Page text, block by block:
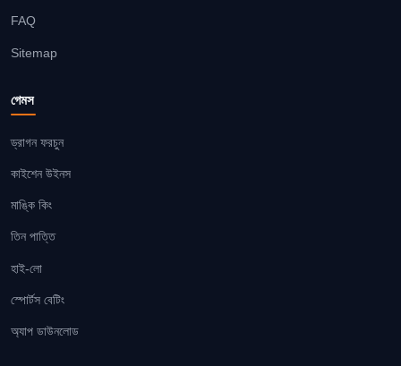
FAQ
Sitemap
গেমস
ড্রাগন ফরচুন
কাইশেন উইনস
মাঙ্কি কিং
তিন পাত্তি
হাই-লো
স্পোর্টস বেটিং
অ্যাপ ডাউনলোড